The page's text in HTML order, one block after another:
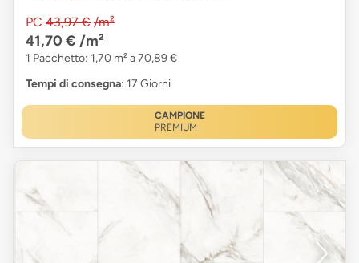
PC 43,97 € /m²
41,70 € /m²
1 Pacchetto: 1,70 m² a 70,89 €
Tempi di consegna: 17 Giorni
CAMPIONE
PREMIUM